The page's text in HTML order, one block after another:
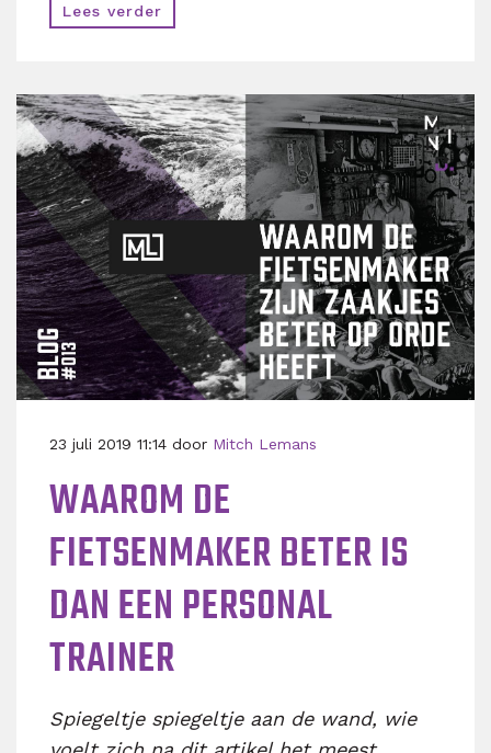
Lees verder
23 juli 2019 11:14 door Mitch Lemans
WAAROM DE
FIETSENMAKER BETER IS
DAN EEN PERSONAL
TRAINER
Spiegeltje spiegeltje aan de wand, wie